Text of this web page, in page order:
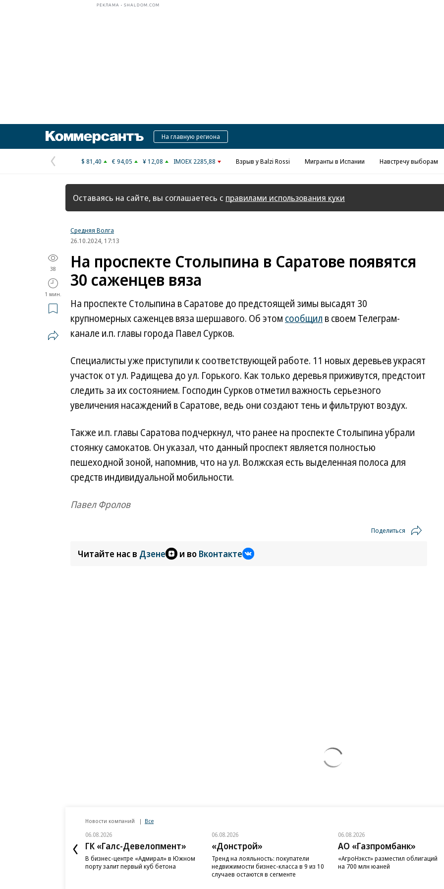
РЕКЛАМА • SHALDOM.COM
КоммерсантъНа главную региона
Предыдущая
страница
$ 81,40 € 94,05 ¥ 12,08 IMOEX 2285,88 Взрыв у Balzi Rossi Мигранты в Испании Навстречу выборам
Оставаясь на сайте, вы соглашаетесь с правилами использования куки
Средняя Волга
26.10.2024, 17:13
38
1 мин.
На проспекте Столыпина в Саратове появятся
30 саженцев вяза
На проспекте Столыпина в Саратове до предстоящей зимы высадят 30
крупномерных саженцев вяза шершавого. Об этом сообщил в своем Телеграм-
канале и.п. главы города Павел Сурков.
Специалисты уже приступили к соответствующей работе. 11 новых деревьев украсят
участок от ул. Радищева до ул. Горького. Как только деревья приживутся, предстоит
следить за их состоянием. Господин Сурков отметил важность серьезного
увеличения насаждений в Саратове, ведь они создают тень и фильтруют воздух.
Также и.п. главы Саратова подчеркнул, что ранее на проспекте Столыпина убрали
стоянку самокатов. Он указал, что данный проспект является полностью
пешеходной зоной, напомнив, что на ул. Волжская есть выделенная полоса для
средств индивидуальной мобильности.
Павел Фролов
Поделиться
Читайте нас в Дзене и во Вконтакте
Новости компаний Все
06.08.2026
ГК «Галс-Девелопмент»
В бизнес-центре «Адмирал» в Южном
порту залит первый куб бетона
06.08.2026
«Донстрой»
Тренд на лояльность: покупатели
недвижимости бизнес-класса в 9 из 10
случаев остаются в сегменте
06.08.2026
АО «Газпромбанк»
«АгроНэкст» разместил облигаций
на 700 млн юаней